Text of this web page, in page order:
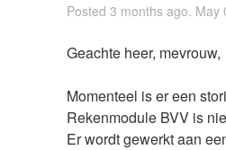
Posted 3 months ago. May
Geachte heer, mevrouw,
Momenteel is er een
Rekenmodule BVV is
Er wordt gewerkt aan